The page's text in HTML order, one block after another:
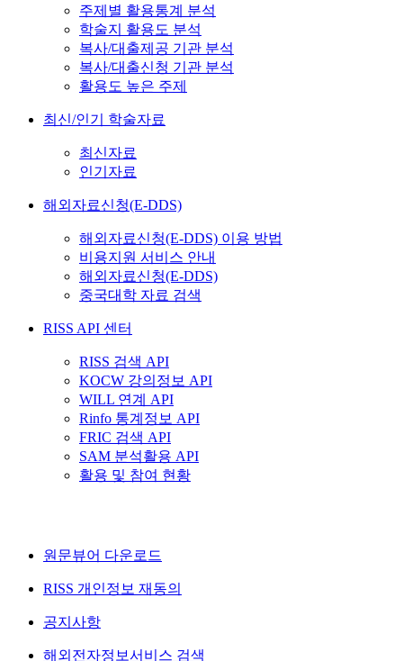
주제별 활용통계 분석
학술지 활용도 분석
복사/대출제공 기관 분석
복사/대출신청 기관 분석
활용도 높은 주제
최신/인기 학술자료
최신자료
인기자료
해외자료신청(E-DDS)
해외자료신청(E-DDS) 이용 방법
비용지원 서비스 안내
해외자료신청(E-DDS)
중국대학 자료 검색
RISS API 센터
RISS 검색 API
KOCW 강의정보 API
WILL 연계 API
Rinfo 통계정보 API
FRIC 검색 API
SAM 분석활용 API
활용 및 참여 현황
원문뷰어 다운로드
RISS 개인정보 재동의
공지사항
해외전자정보서비스 검색